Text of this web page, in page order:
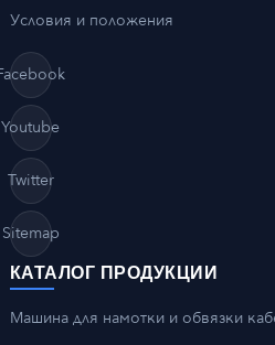
Условия и положения
Youtube
Twitter
Sitemap
КАТАЛОГ ПРОДУКЦИИ
Машина для намотки и обвязки